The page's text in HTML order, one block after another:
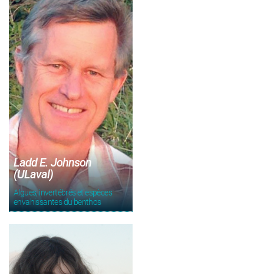
Ladd E. Johnson
(ULaval)
Algues, invertébrés et espèces
envahissantes du benthos